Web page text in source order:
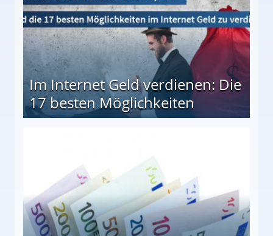
Im Internet Geld verdienen: Die
17 besten Möglichkeiten